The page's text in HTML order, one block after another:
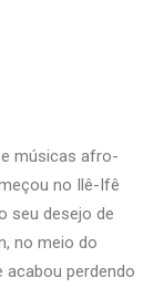
músicas afro-
no Ilê-Ifê
seu desejo de
no meio do
acabou perdendo